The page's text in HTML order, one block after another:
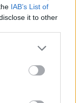
IAB’s List of
it to other
10/7/26 14:33